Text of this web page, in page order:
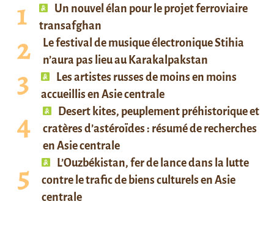
Un nouvel élan pour le projet ferroviaire
transafghan
Le festival de musique électronique Stihia
n’aura pas lieu au Karakalpakstan
Les artistes russes de moins en moins
accueillis en Asie centrale
Desert kites, peuplement préhistorique et
cratères d’astéroïdes : résumé de recherches
en Asie centrale
L’Ouzbékistan, fer de lance dans la lutte
contre le trafic de biens culturels en Asie
centrale